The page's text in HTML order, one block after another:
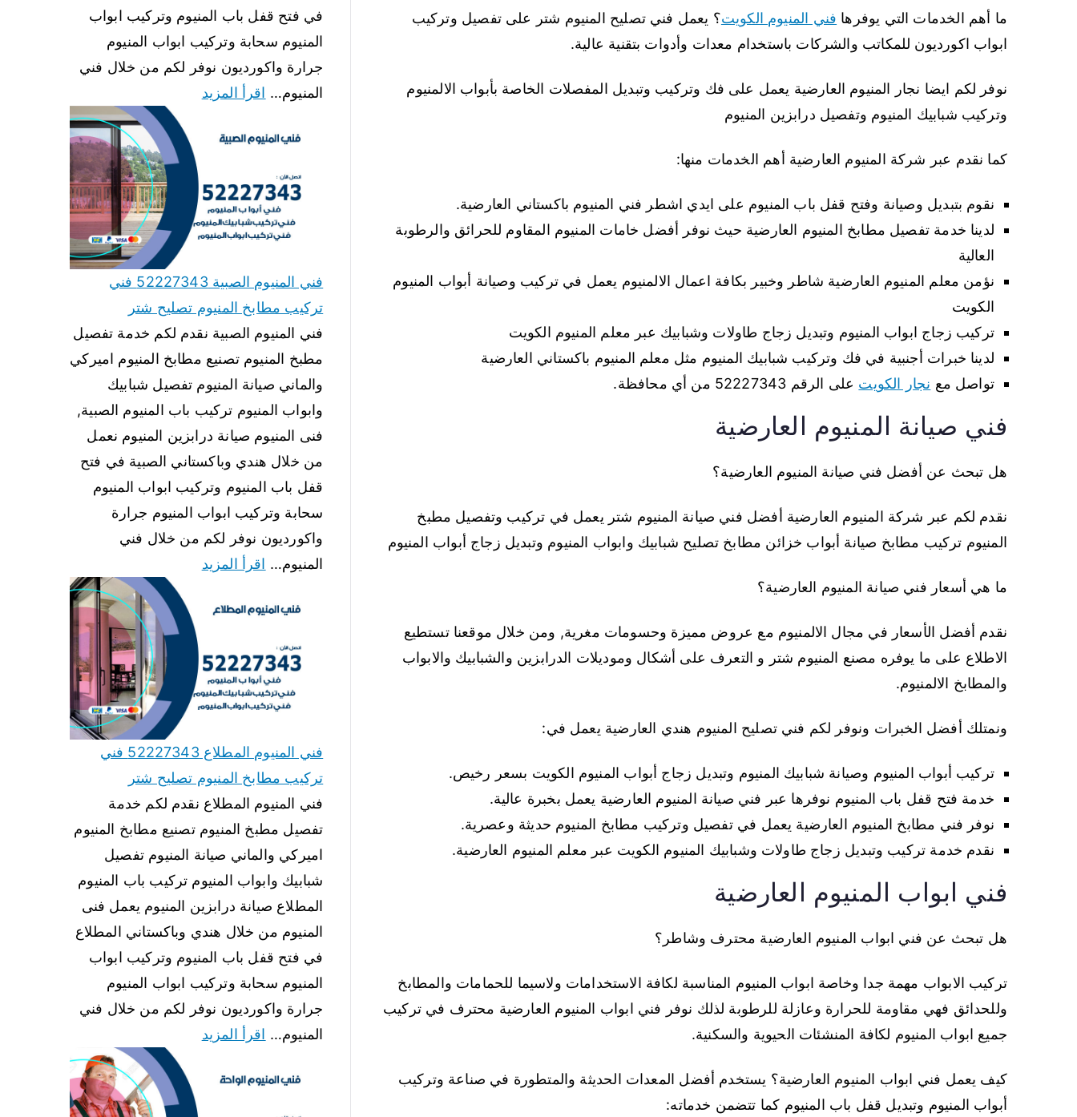
ما أهم الخدمات التي يوفرها فني المنيوم الكويت؟ يعمل فني تصليح المنيوم شتر على تفصيل وتركيب
ابواب اكورديون للمكاتب والشركات باستخدام معدات وأدوات بتقنية عالية.
نوفر لكم ايضا نجار المنيوم العارضية يعمل على فك وتركيب وتبديل المفصلات الخاصة بأبواب الالمنيوم
وتركيب شبابيك المنيوم وتفصيل درابزين المنيوم
كما نقدم عبر شركة المنيوم العارضية أهم الخدمات منها:
نقوم بتبديل وصيانة وفتح قفل باب المنيوم على ايدي اشطر فني المنيوم باكستاني العارضية.
لدينا خدمة تفصيل مطابخ المنيوم العارضية حيث نوفر أفضل خامات المنيوم المقاوم للحرائق والرطوبة
العالية
نؤمن معلم المنيوم العارضية شاطر وخبير بكافة اعمال الالمنيوم يعمل في تركيب وصيانة أبواب المنيوم
الكويت
تركيب زجاج ابواب المنيوم وتبديل زجاج طاولات وشبابيك عبر معلم المنيوم الكويت
لدينا خبرات أجنبية في فك وتركيب شبابيك المنيوم مثل معلم المنيوم باكستاني العارضية
تواصل مع نجار الكويت على الرقم 52227343 من أي محافظة.
فني صيانة المنيوم العارضية
هل تبحث عن أفضل فني صيانة المنيوم العارضية؟
نقدم لكم عبر شركة المنيوم العارضية أفضل فني صيانة المنيوم شتر يعمل في تركيب وتفصيل مطبخ
المنيوم تركيب مطابخ صيانة أبواب خزائن مطابخ تصليح شبابيك وابواب المنيوم وتبديل زجاج أبواب المنيوم
ما هي أسعار فني صيانة المنيوم العارضية؟
نقدم أفضل الأسعار في مجال الالمنيوم مع عروض مميزة وحسومات مغرية, ومن خلال موقعنا تستطيع
الاطلاع على ما يوفره مصنع المنيوم شتر و التعرف على أشكال وموديلات الدرابزين والشبابيك والابواب
والمطابخ الالمنيوم.
ونمتلك أفضل الخبرات ونوفر لكم فني تصليح المنيوم هندي العارضية يعمل في:
تركيب أبواب المنيوم وصيانة شبابيك المنيوم وتبديل زجاج أبواب المنيوم الكويت بسعر رخيص.
خدمة فتح قفل باب المنيوم نوفرها عبر فني صيانة المنيوم العارضية يعمل بخبرة عالية.
نوفر فني مطابخ المنيوم العارضية يعمل في تفصيل وتركيب مطابخ المنيوم حديثة وعصرية.
نقدم خدمة تركيب وتبديل زجاج طاولات وشبابيك المنيوم الكويت عبر معلم المنيوم العارضية.
فني ابواب المنيوم العارضية
هل تبحث عن فني ابواب المنيوم العارضية محترف وشاطر؟
تركيب الابواب مهمة جدا وخاصة ابواب المنيوم المناسبة لكافة الاستخدامات ولاسيما للحمامات والمطابخ
وللحدائق فهي مقاومة للحرارة وعازلة للرطوبة لذلك نوفر فني ابواب المنيوم العارضية محترف في تركيب
جميع ابواب المنيوم لكافة المنشئات الحيوية والسكنية.
كيف يعمل فني ابواب المنيوم العارضية؟ يستخدم أفضل المعدات الحديثة والمتطورة في صناعة وتركيب
أبواب المنيوم وتبديل قفل باب المنيوم كما تتضمن خدماته:
في فتح قفل باب المنيوم وتركيب ابواب
المنيوم سحابة وتركيب ابواب المنيوم
جرارة واكورديون نوفر لكم من خلال فني
المنيوم… اقرأ المزيد
فني المنيوم الصبية 52227343 فني
تركيب مطابخ المنيوم تصليح شتر
فني المنيوم الصبية نقدم لكم خدمة تفصيل
مطبخ المنيوم تصنيع مطابخ المنيوم اميركي
والماني صيانة المنيوم تفصيل شبابيك
وابواب المنيوم تركيب باب المنيوم الصبية,
فنى المنيوم صيانة درابزين المنيوم نعمل
من خلال هندي وباكستاني الصبية في فتح
قفل باب المنيوم وتركيب ابواب المنيوم
سحابة وتركيب ابواب المنيوم جرارة
واكورديون نوفر لكم من خلال فني
المنيوم… اقرأ المزيد
فني المنيوم المطلاع 52227343 فني
تركيب مطابخ المنيوم تصليح شتر
فني المنيوم المطلاع نقدم لكم خدمة
تفصيل مطبخ المنيوم تصنيع مطابخ المنيوم
اميركي والماني صيانة المنيوم تفصيل
شبابيك وابواب المنيوم تركيب باب المنيوم
المطلاع صيانة درابزين المنيوم يعمل فنى
المنيوم من خلال هندي وباكستاني المطلاع
في فتح قفل باب المنيوم وتركيب ابواب
المنيوم سحابة وتركيب ابواب المنيوم
جرارة واكورديون نوفر لكم من خلال فني
المنيوم… اقرأ المزيد